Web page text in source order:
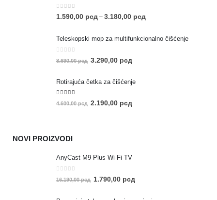
0 out of 5
1.590,00 рсд – 3.180,00 рсд
Teleskopski mop za multifunkcionalno čišćenje
8.690,00рсд 3.290,00 рсд
Rotirajuća četka za čišćenje
5.00out of 5
4.600,00рсд 2.190,00 рсд
NOVI PROIZVODI
AnyCast M9 Plus Wi-Fi TV
16.190,00рсд 1.790,00 рсд